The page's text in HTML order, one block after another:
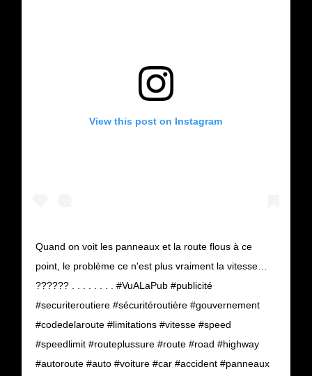
View this post on Instagram
Quand on voit les panneaux et la route flous à ce
point, le problème ce n'est plus vraiment la vitesse…
?????? . . . . . . . . #VuALaPub #publicité
#securiteroutiere #sécuritéroutière #gouvernement
#codedelaroute #limitations #vitesse #speed
#speedlimit #routeplussure #route #road #highway
#autoroute #auto #voiture #car #accident #panneaux